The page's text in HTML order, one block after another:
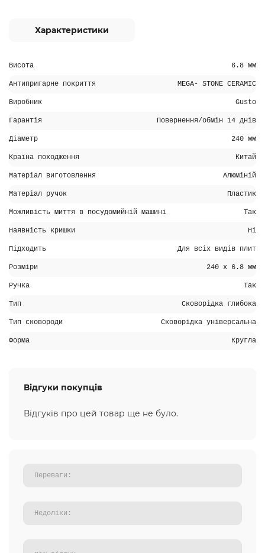
Характеристики
Висота 6.8 мм
Антипригарне покриття MEGA- STONE CERAMIC
Виробник Gusto
Гарантія Повернення/обмін 14 днів
Діаметр 240 мм
Країна походження Китай
Матеріал виготовлення Алюміній
Матеріал ручок Пластик
Можливість миття в посудомийній машині Так
Наявність кришки Ні
Підходить Для всіх видів плит
Розміри 240 x 6.8 мм
Ручка Так
Тип Сковорідка глибока
Тип сковороди Сковорідка універсальна
Форма Кругла
Відгуки покупців
Відгуків про цей товар ще не було.